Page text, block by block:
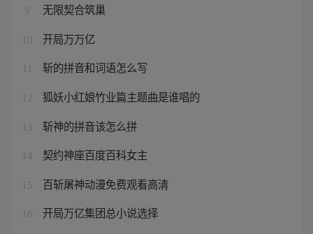
9 无限契合筑巢
10 开局万万亿
斩的拼音和词语怎么写
12 狐妖小红娘竹业篇主题曲是谁唱的
13 斩神的拼音该怎么拼
14 契约神座百度百科女主
15 百斩屠神动漫免费观看高清
16 开局万亿集团总小说选择